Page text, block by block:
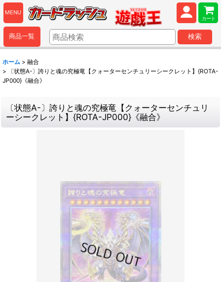
MENU
カート
商品一覧 検索
ホーム > 融合
>
〔状態A-〕誇りと魂の究極竜【クォーターセンチュリーシークレット】{ROTA-
JP000}《融合》
〔状態A-〕誇りと魂の究極竜【クォーターセンチュリ
ーシークレット】{ROTA-JP000}《融合》